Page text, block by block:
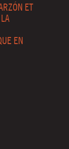
ET
EN